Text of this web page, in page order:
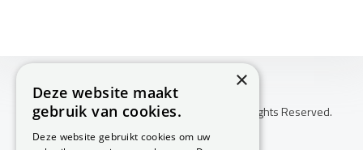
Copyright © 2026 Huis Voor Gezondheid. All Rights Reserved.
Klachtenprocedure
×
Deze website maakt
gebruik van cookies.
Deze website gebruikt cookies om uw